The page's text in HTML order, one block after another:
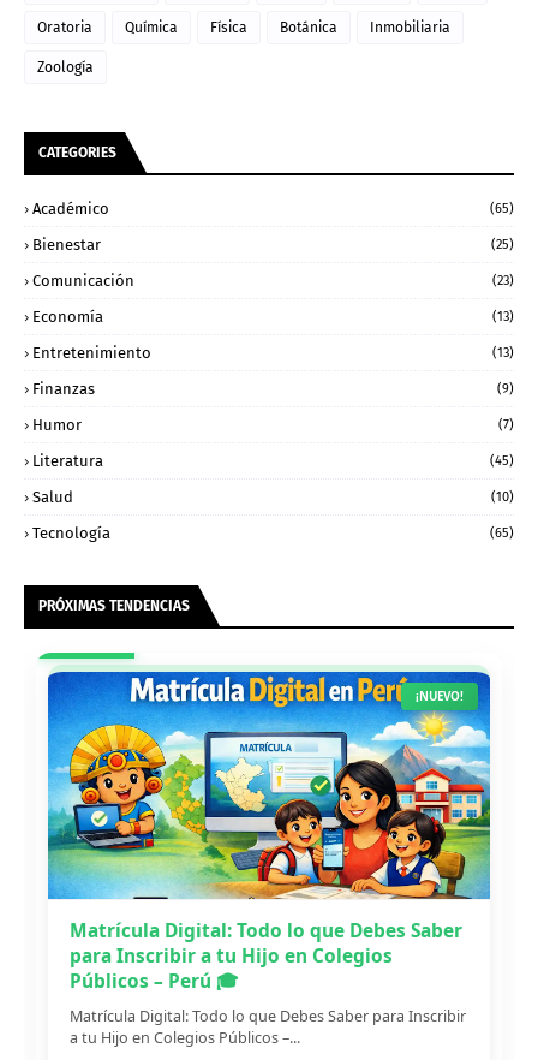
Oratoria Química Física Botánica Inmobiliaria
Zoología
CATEGORIES
Académico (65)
Bienestar (25)
Comunicación (23)
Economía (13)
Entretenimiento (13)
Finanzas (9)
Humor (7)
Literatura (45)
Salud (10)
Tecnología (65)
PRÓXIMAS TENDENCIAS
¡NUEVO!
Matrícula Digital: Todo lo que Debes Saber
para Inscribir a tu Hijo en Colegios
Públicos – Perú 🎓
Matrícula Digital: Todo lo que Debes Saber para Inscribir
a tu Hijo en Colegios Públicos –...